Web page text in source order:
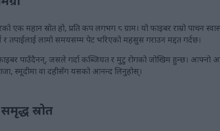
एक महान स्रोत हो, प्रति कप लगभग ८ ग्राम। यो फाइबर राम्रो पाचन
र तपाईंलाई लामो समयसम्म पेट भरिएको महसुस गराउन मद्दत गर्दछ।
पाउँदैनन्, जसले गर्दा कब्जियत र मुटु रोगको जोखिम हुन्छ। आफ्नो
स्मूदीमा वा दहीसँग यसको आनन्द लिनुहोस्।
स्रोत